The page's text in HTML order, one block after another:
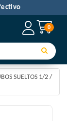
0
efectivo
SUELTOS 1/2/